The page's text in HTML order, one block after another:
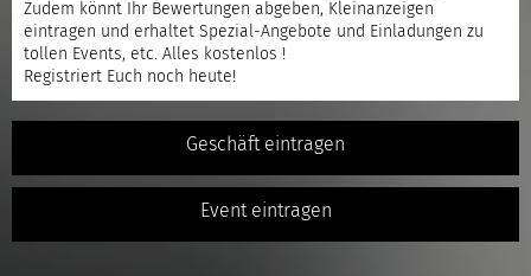
Zudem könnt Ihr Bewertungen abgeben, Kleinanzeigen
eintragen und erhaltet Spezial-Angebote und Einladungen zu
tollen Events, etc. Alles kostenlos !
Registriert Euch noch heute!
Geschäft eintragen
Event eintragen